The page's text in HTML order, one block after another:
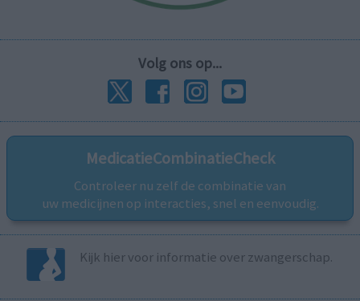
Volg ons op...
MedicatieCombinatieCheck
Controleer nu zelf de combinatie van
uw medicijnen op interacties, snel en eenvoudig.
Kijk hier voor informatie over zwangerschap.